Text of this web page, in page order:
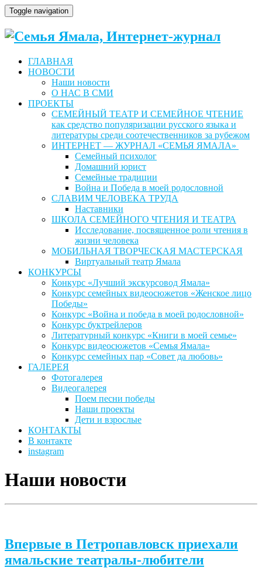
Toggle navigation
ГЛАВНАЯ
НОВОСТИ
Наши новости
О НАС В СМИ
ПРОЕКТЫ
СЕМЕЙНЫЙ ТЕАТР И СЕМЕЙНОЕ ЧТЕНИЕ
как средство популяризации русского языка и
литературы среди соотечественников за рубежом
ИНТЕРНЕТ — ЖУРНАЛ «СЕМЬЯ ЯМАЛА»
Семейный психолог
Домашний юрист
Семейные традиции
Война и Победа в моей родословной
СЛАВИМ ЧЕЛОВЕКА ТРУДА
Наставники
ШКОЛА СЕМЕЙНОГО ЧТЕНИЯ И ТЕАТРА
Исследование, посвященное роли чтения в
жизни человека
МОБИЛЬНАЯ ТВОРЧЕСКАЯ МАСТЕРСКАЯ
Виртуальный театр Ямала
КОНКУРСЫ
Конкурс «Лучший экскурсовод Ямала»
Конкурс семейных видеосюжетов «Женское лицо
Победы»
Конкурс «Война и победа в моей родословной»
Конкурс буктрейлеров
Литературный конкурс «Книги в моей семье»
Конкурс видеосюжетов «Семья Ямала»
Конкурс семейных пар «Совет да любовь»
ГАЛЕРЕЯ
Фотогалерея
Видеогалерея
Поем песни победы
Наши проекты
Дети и взрослые
КОНТАКТЫ
В контакте
instagram
Наши новости
Впервые в Петропавловск приехали
ямальские театралы-любители